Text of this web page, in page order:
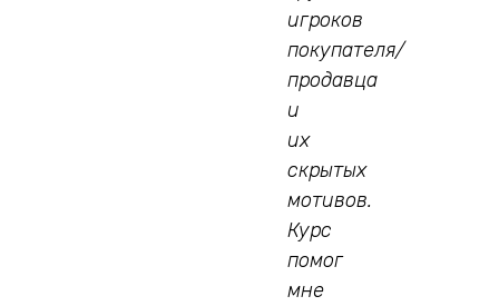
игроков
покупателя/
продавца
и
их
скрытых
мотивов.
Курс
помог
мне